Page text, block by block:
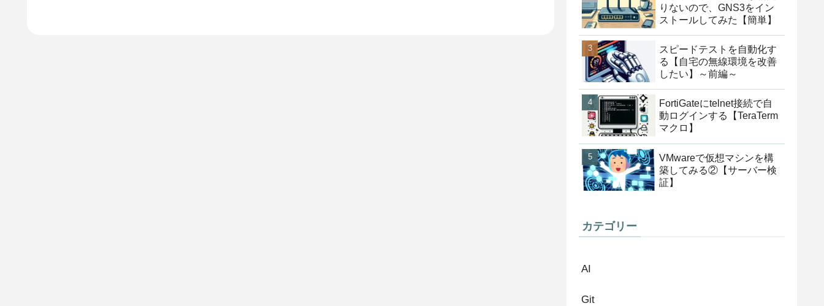
りないので、GNS3をイン
ストールしてみた【簡単】
スピードテストを自動化す
る【自宅の無線環境を改善
したい】～前編～
FortiGateにtelnet接続で自
動ログインする【TeraTerm
マクロ】
VMwareで仮想マシンを構
築してみる②【サーバー検
証】
カテゴリー
AI
Git